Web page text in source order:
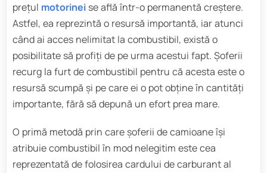
prețul motorinei se află într-o permanentă creștere.
Astfel, ea reprezintă o resursă importantă, iar atunci
când ai acces nelimitat la combustibil, există o
posibilitate să profiți de pe urma acestui fapt. Șoferii
recurg la furt de combustibil pentru că acesta este o
resursă scumpă și pe care ei o pot obține în cantități
importante, fără să depună un efort prea mare.
O primă metodă prin care șoferii de camioane își
atribuie combustibil în mod nelegitim este cea
reprezentată de folosirea cardului de carburant al